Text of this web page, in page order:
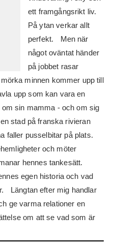
ett framgångsrikt liv.
På ytan verkar allt
perfekt. Men när
något oväntat händer
på jobbet rasar
minnen kommer upp till
upp som kan vara en
sin mamma - och om sig
stad på franska rivieran
faller pusselbitar på plats.
och möter
hennes tankesätt.
egen historia och vad
Längtan efter mig handlar
ge varma relationer en
om att se vad som är